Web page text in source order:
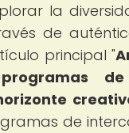
la
de
principal "
de
de